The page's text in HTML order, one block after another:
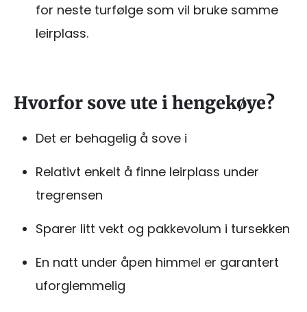
for neste turfølge som vil bruke samme
leirplass.
Hvorfor sove ute i hengekøye?
Det er behagelig å sove i
Relativt enkelt å finne leirplass under
tregrensen
Sparer litt vekt og pakkevolum i tursekken
En natt under åpen himmel er garantert
uforglemmelig